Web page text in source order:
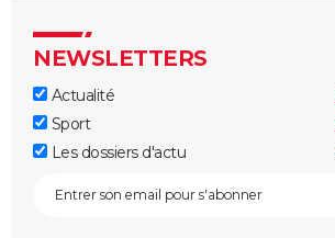
NEWSLETTERS
Actualité
Sport
Les dossiers d'actu